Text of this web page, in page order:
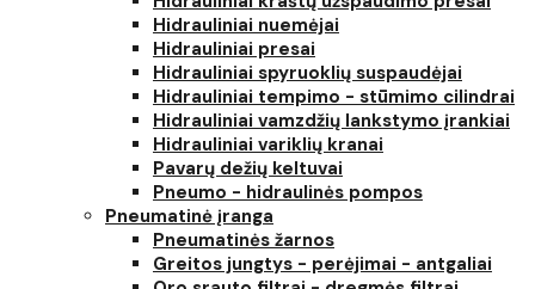
Hidrauliniai nuemėjai
Hidrauliniai presai
Hidrauliniai spyruoklių suspaudėjai
Hidrauliniai tempimo - stūmimo cilindrai
Hidrauliniai vamzdžių lankstymo įrankiai
Hidrauliniai variklių kranai
Pavarų dežių keltuvai
Pneumo - hidraulinės pompos
Pneumatinė įranga
Pneumatinės žarnos
Greitos jungtys - perėjimai - antgaliai